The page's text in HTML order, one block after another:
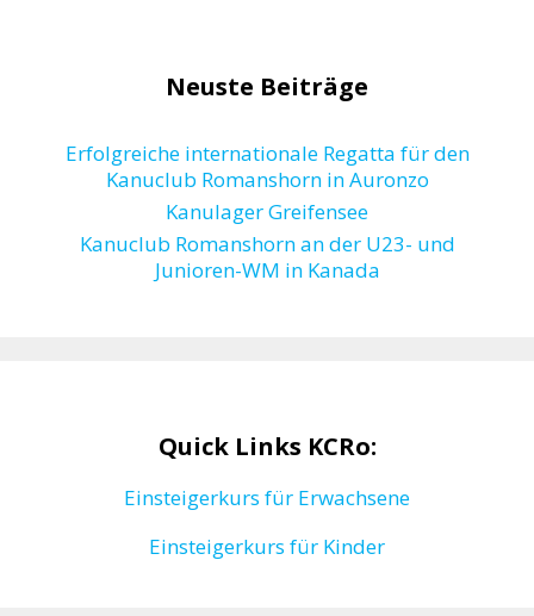
Neuste Beiträge
Erfolgreiche internationale Regatta für den
Kanuclub Romanshorn in Auronzo
Kanulager Greifensee
Kanuclub Romanshorn an der U23- und
Junioren-WM in Kanada
Quick Links KCRo:
Einsteigerkurs für Erwachsene
Einsteigerkurs für Kinder